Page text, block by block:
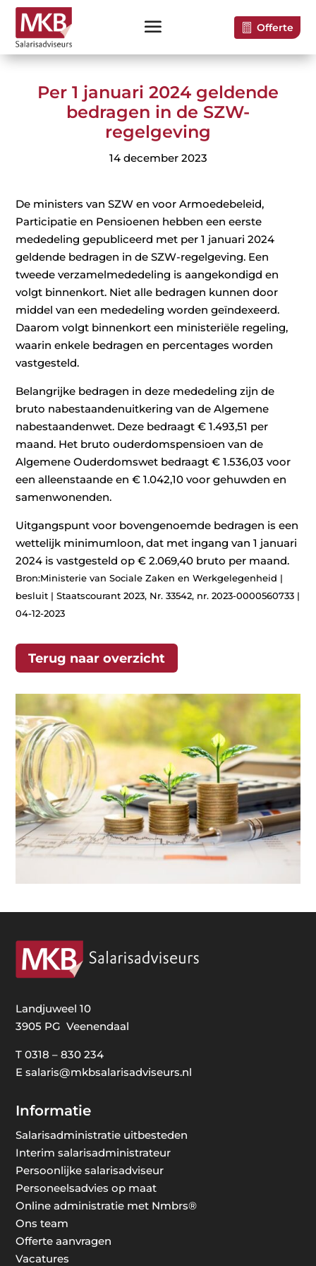
Offerte
Per 1 januari 2024 geldende
bedragen in de SZW-
regelgeving
14 december 2023
De ministers van SZW en voor Armoedebeleid,
Participatie en Pensioenen hebben een eerste
mededeling gepubliceerd met per 1 januari 2024
geldende bedragen in de SZW-regelgeving. Een
tweede verzamelmededeling is aangekondigd en
volgt binnenkort. Niet alle bedragen kunnen door
middel van een mededeling worden geïndexeerd.
Daarom volgt binnenkort een ministeriële regeling,
waarin enkele bedragen en percentages worden
vastgesteld.
Belangrijke bedragen in deze mededeling zijn de
bruto nabestaandenuitkering van de Algemene
nabestaandenwet. Deze bedraagt € 1.493,51 per
maand. Het bruto ouderdomspensioen van de
Algemene Ouderdomswet bedraagt € 1.536,03 voor
een alleenstaande en € 1.042,10 voor gehuwden en
samenwonenden.
Uitgangspunt voor bovengenoemde bedragen is een
wettelijk minimumloon, dat met ingang van 1 januari
2024 is vastgesteld op € 2.069,40 bruto per maand.
Bron:Ministerie van Sociale Zaken en Werkgelegenheid |
besluit | Staatscourant 2023, Nr. 33542, nr. 2023-0000560733 |
04-12-2023
Terug naar overzicht
Landjuweel 10
3905 PG Veenendaal
T0318 – 830 234
Esalaris@mkbsalarisadviseurs.nl
Informatie
Salarisadministratie uitbesteden
Interim salarisadministrateur
Persoonlijke salarisadviseur
Personeelsadvies op maat
Online administratie met Nmbrs®
Ons team
Offerte aanvragen
Vacatures